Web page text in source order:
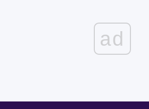
ad